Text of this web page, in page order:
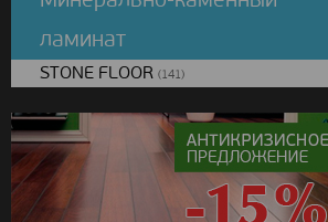
ламинат
STONE FLOOR (141)